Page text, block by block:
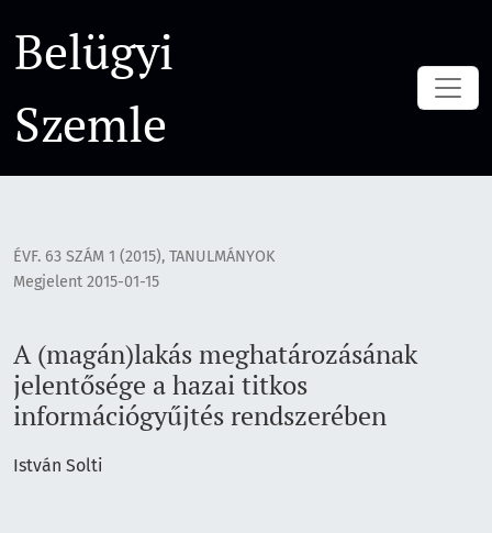
Belügyi
Szemle
ÉVF. 63 SZÁM 1 (2015), TANULMÁNYOK
A (magán)lakás meghatározásának
jelentősége a hazai titkos
információgyűjtés rendszerében
Megjelent 2015-01-15
István Solti